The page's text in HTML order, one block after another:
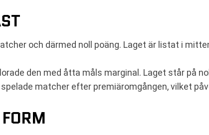
och därmed noll poäng. Laget är listat i
den med åtta måls marginal. Laget står på
matcher efter premiäromgången, vilket